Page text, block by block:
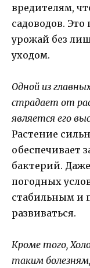
вредителям,
садоводов.
урожай без
уходом.
Одной из
страдает от
является его
Растение
обеспечивает
бактерий.
погодных
стабильным и
развиваться.
Кроме того,
таким